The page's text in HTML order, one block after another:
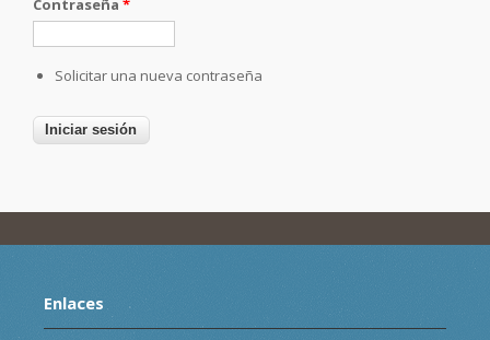
Solicitar una nueva contraseña
Enlaces